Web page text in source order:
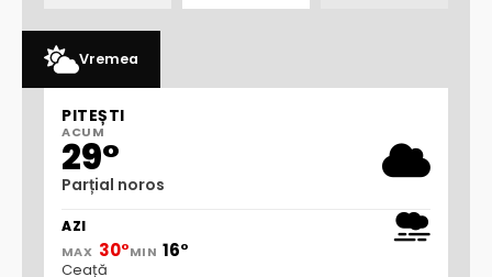
Vremea
PITEȘTI
ACUM
29°
Parțial noros
AZI
MAX 30°MIN 16°
Ceață